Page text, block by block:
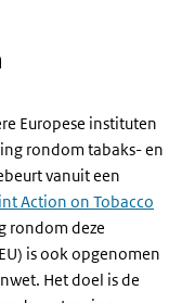
Europese instituten
rondom tabaks- en
vanuit een
Action on Tobacco
rondom deze
is ook opgenomen
Het doel is de